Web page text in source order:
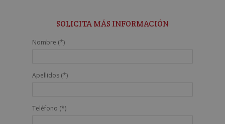
SOLICITA MÁS INFORMACIÓN
Nombre (*)
Apellidos (*)
Teléfono (*)